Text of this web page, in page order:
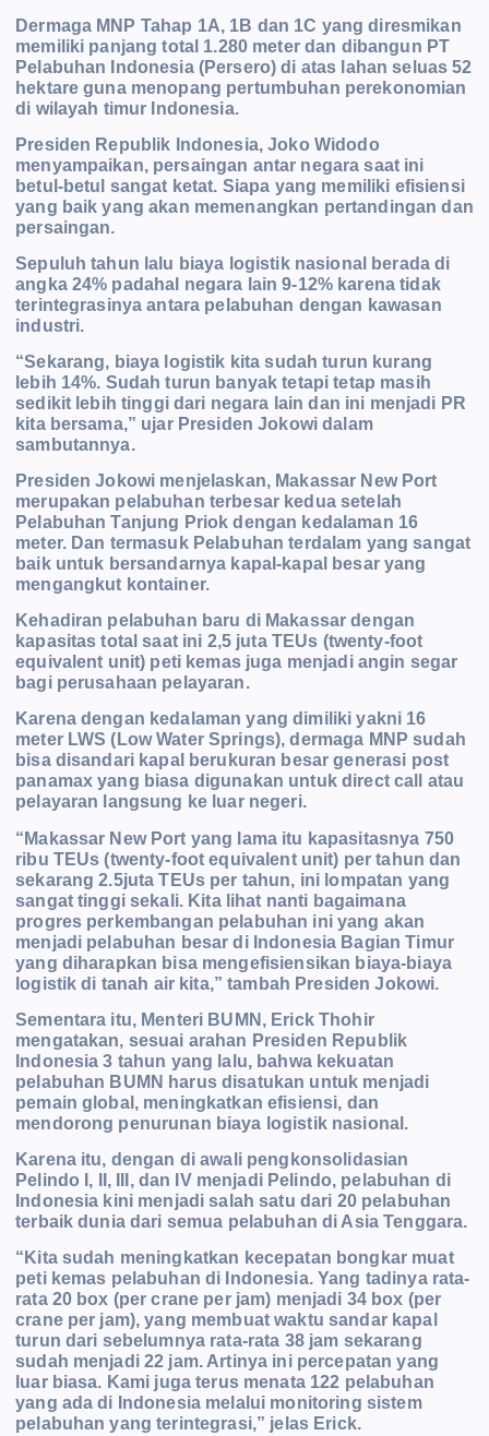
Dermaga MNP Tahap 1A, 1B dan 1C yang diresmikan
memiliki panjang total 1.280 meter dan dibangun PT
Pelabuhan Indonesia (Persero) di atas lahan seluas 52
hektare guna menopang pertumbuhan perekonomian
di wilayah timur Indonesia.
Presiden Republik Indonesia, Joko Widodo
menyampaikan, persaingan antar negara saat ini
betul-betul sangat ketat. Siapa yang memiliki efisiensi
yang baik yang akan memenangkan pertandingan dan
persaingan.
Sepuluh tahun lalu biaya logistik nasional berada di
angka 24% padahal negara lain 9-12% karena tidak
terintegrasinya antara pelabuhan dengan kawasan
industri.
“Sekarang, biaya logistik kita sudah turun kurang
lebih 14%. Sudah turun banyak tetapi tetap masih
sedikit lebih tinggi dari negara lain dan ini menjadi PR
kita bersama,” ujar Presiden Jokowi dalam
sambutannya.
Presiden Jokowi menjelaskan, Makassar New Port
merupakan pelabuhan terbesar kedua setelah
Pelabuhan Tanjung Priok dengan kedalaman 16
meter. Dan termasuk Pelabuhan terdalam yang sangat
baik untuk bersandarnya kapal-kapal besar yang
mengangkut kontainer.
Kehadiran pelabuhan baru di Makassar dengan
kapasitas total saat ini 2,5 juta TEUs (twenty-foot
equivalent unit) peti kemas juga menjadi angin segar
bagi perusahaan pelayaran.
Karena dengan kedalaman yang dimiliki yakni 16
meter LWS (Low Water Springs), dermaga MNP sudah
bisa disandari kapal berukuran besar generasi post
panamax yang biasa digunakan untuk direct call atau
pelayaran langsung ke luar negeri.
“Makassar New Port yang lama itu kapasitasnya 750
ribu TEUs (twenty-foot equivalent unit) per tahun dan
sekarang 2.5juta TEUs per tahun, ini lompatan yang
sangat tinggi sekali. Kita lihat nanti bagaimana
progres perkembangan pelabuhan ini yang akan
menjadi pelabuhan besar di Indonesia Bagian Timur
yang diharapkan bisa mengefisiensikan biaya-biaya
logistik di tanah air kita,” tambah Presiden Jokowi.
Sementara itu, Menteri BUMN, Erick Thohir
mengatakan, sesuai arahan Presiden Republik
Indonesia 3 tahun yang lalu, bahwa kekuatan
pelabuhan BUMN harus disatukan untuk menjadi
pemain global, meningkatkan efisiensi, dan
mendorong penurunan biaya logistik nasional.
Karena itu, dengan di awali pengkonsolidasian
Pelindo I, II, III, dan IV menjadi Pelindo, pelabuhan di
Indonesia kini menjadi salah satu dari 20 pelabuhan
terbaik dunia dari semua pelabuhan di Asia Tenggara.
“Kita sudah meningkatkan kecepatan bongkar muat
peti kemas pelabuhan di Indonesia. Yang tadinya rata-
rata 20 box (per crane per jam) menjadi 34 box (per
crane per jam), yang membuat waktu sandar kapal
turun dari sebelumnya rata-rata 38 jam sekarang
sudah menjadi 22 jam. Artinya ini percepatan yang
luar biasa. Kami juga terus menata 122 pelabuhan
yang ada di Indonesia melalui monitoring sistem
pelabuhan yang terintegrasi,” jelas Erick.